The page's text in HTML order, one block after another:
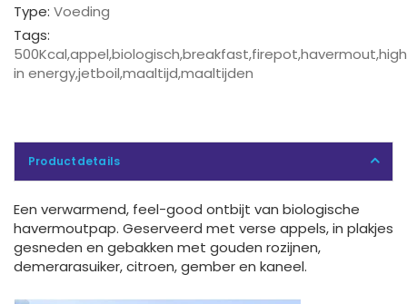
Type: Voeding
Tags:
500Kcal,appel,biologisch,breakfast,firepot,havermout,high
in energy,jetboil,maaltijd,maaltijden
Productdetails
Een verwarmend, feel-good ontbijt van biologische
havermoutpap. Geserveerd met verse appels, in plakjes
gesneden en gebakken met gouden rozijnen,
demerarasuiker, citroen, gember en kaneel.